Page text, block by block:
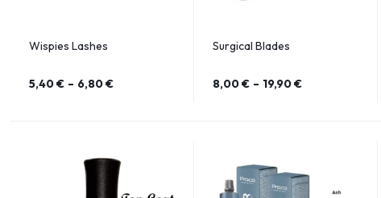
Wispies Lashes
5,40€ – 6,80€
Surgical Blades
8,00€ – 19,90€